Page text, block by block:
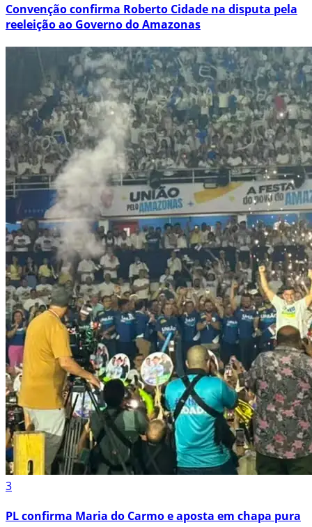
Convenção confirma Roberto Cidade na disputa pela
reeleição ao Governo do Amazonas
3
PL confirma Maria do Carmo e aposta em chapa pura